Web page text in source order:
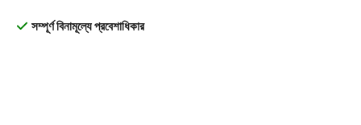
সম্পূর্ণ বিনামূল্যে প্রবেশাধিকার